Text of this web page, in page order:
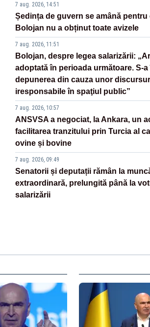
7 aug. 2026, 14:51
Ședința de guvern se amână pentru
Bolojan nu a obținut toate avizele
7 aug. 2026, 11:51
Bolojan, despre legea salarizării:
adoptată în perioada următoare. S-
depunerea din cauza unor
iresponsabile în spaţiul public”
7 aug. 2026, 10:57
ANSVSA a negociat, la Ankara, un
facilitarea tranzitului prin Turcia al
ovine și bovine
7 aug. 2026, 09:49
Senatorii și deputații rămân la
extraordinară, prelungită până la
salarizării